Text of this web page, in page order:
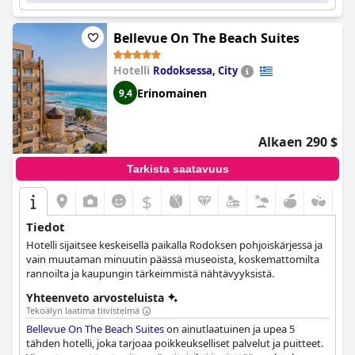
Bellevue On The Beach Suites
Hotelli Rodoksessa, City
9,4 Erinomainen
Alkaen 290 $
Tarkista saatavuus
$
Tiedot
Hotelli sijaitsee keskeisellä paikalla Rodoksen pohjoiskärjessä ja
vain muutaman minuutin päässä museoista, koskemattomilta
rannoilta ja kaupungin tärkeimmistä nähtävyyksistä.
Yhteenveto arvosteluista
Tekoälyn laatima tiivistelmä
Bellevue On The Beach Suiteson ainutlaatuinen ja upea 5
tähden hotelli, joka tarjoaa poikkeukselliset palvelut ja puitteet.